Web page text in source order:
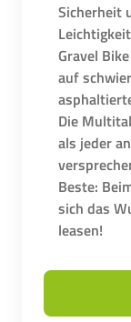
Sicherheit
Gravel
auf
Die
als jeder
Beste:
sich das
leasen!